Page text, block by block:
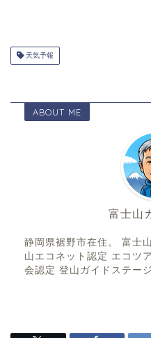
天気予報
ABOUT ME
富士山
静岡県裾野市在住。 富士
山エコネット認定 エコツ
会認定 登山ガイドステー